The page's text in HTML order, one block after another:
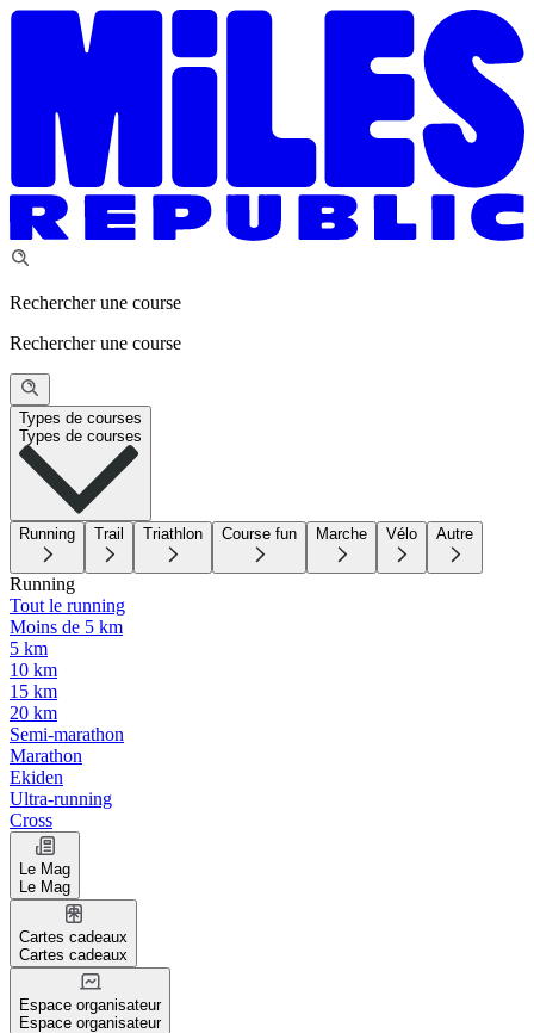
Rechercher une course
Rechercher une course
Types de courses
Types de courses
Running Trail Triathlon Course fun Marche Vélo Autre
Running
Tout le running
Moins de 5 km
5 km
10 km
15 km
20 km
Semi-marathon
Marathon
Ekiden
Ultra-running
Cross
Le Mag
Le Mag
Cartes cadeaux
Cartes cadeaux
Espace organisateur
Espace organisateur